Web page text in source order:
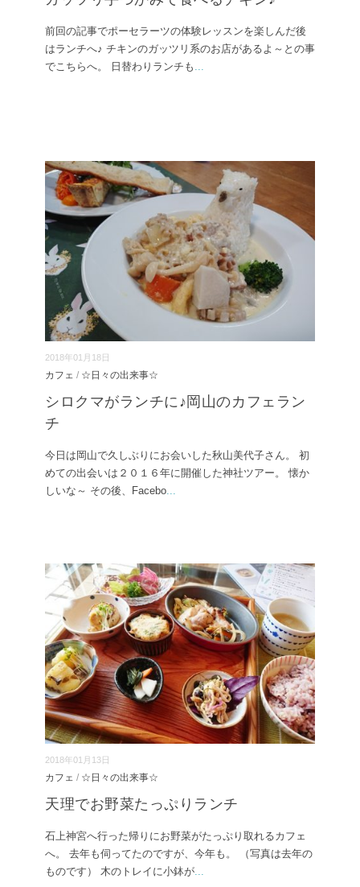
前回の記事でポーセラーツの体験レッスンを楽しんだ後
はランチへ♪ チキンのガッツリ系のお店があるよ～との事
でこちらへ。 日替わりランチも
2018年01月18日
カフェ / ☆日々の出来事☆
シロクマがランチに♪岡山のカフェラン
チ
今日は岡山で久しぶりにお会いした秋山美代子さん。 初
めての出会いは２０１６年に開催した神社ツアー。 懐か
しいな～ その後、Facebo
2018年01月13日
カフェ / ☆日々の出来事☆
天理でお野菜たっぷりランチ
石上神宮へ行った帰りにお野菜がたっぷり取れるカフェ
へ。 去年も伺ってたのですが、今年も。 （写真は去年の
ものです） 木のトレイに小鉢が